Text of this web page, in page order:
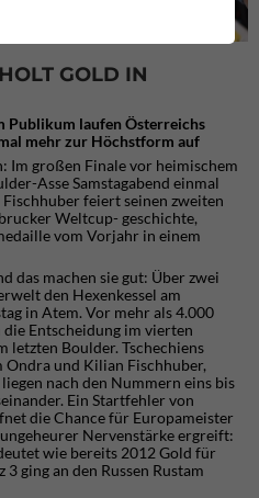
GOLD IN
Publikum laufen Österreichs
mehr zur Höchstform auf
Im großen Finale vor heimischem
Asse Samstagabend einmal
feiert seinen zweiten
Weltcup- geschichte,
vom Vorjahr in einem
das machen sie gut: Über zwei
den Hexenkessel am
in Atem. Vor mehr als 4.000
Entscheidung im vierten
letzten Boulder. Tschechiens
und Kilian Fischhuber,
nach den Nummern eins bis
Ein Startfehler von
die Chance für Europameister
Nervenstärke ergreift:
wie bereits 2012 Gold für
ging an den Russen Rustam